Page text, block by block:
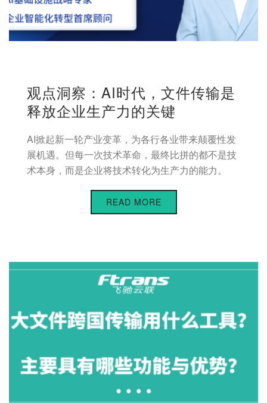
观点洞察：AI时代，文件传输是
释放企业生产力的关键
AI掀起新一轮产业变革，为各行各业带来颠覆性发
展机遇。但每一次技术革命，最终比拼的都不是技
术本身，而是企业将技术转化为生产力的能力。
READ MORE